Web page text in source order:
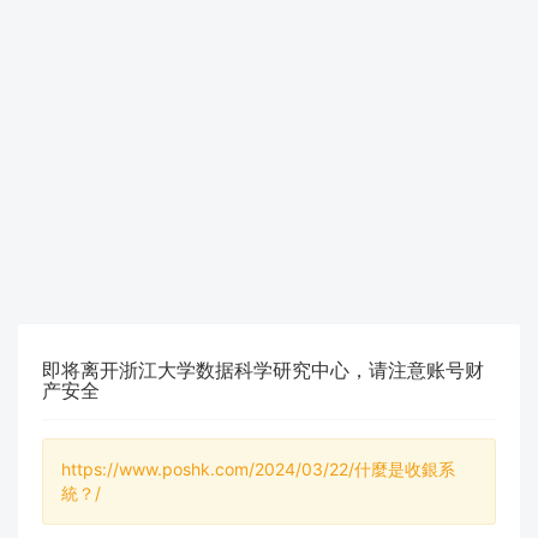
即将离开浙江大学数据科学研究中心，请注意账号财
产安全
https://www.poshk.com/2024/03/22/什麼是收銀系
統？/